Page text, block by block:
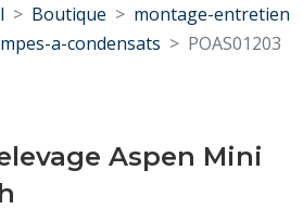
Boutique
montage-entretien
a-condensats
POAS01203
Aspen Mini